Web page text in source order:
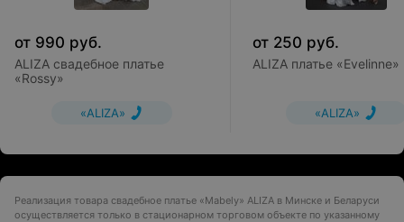
от 990 руб.
ALIZA свадебное платье
«Rossy»
«ALIZA»
от 250 руб.
ALIZA платье «Evelinne»
«ALIZA»
Реализация товара свадебное платье «Mabely» ALIZA в Минске и Беларуси
осуществляется только в стационарном торговом объекте по указанному